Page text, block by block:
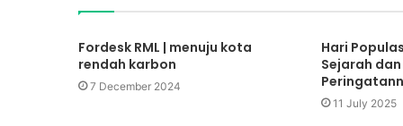
Fordesk RML | menuju kota
rendah karbon
7 December 2024
Hari
Sejarah
11 July 2025